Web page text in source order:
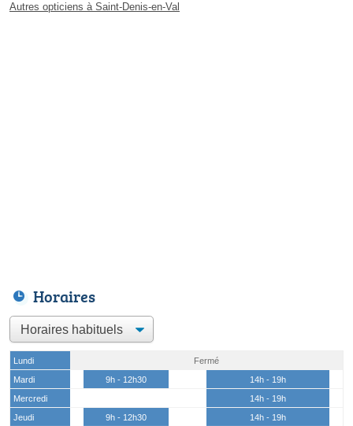
Autres opticiens à Saint-Denis-en-Val
Horaires
Lundi
Fermé
Mardi
9h - 12h30
14h - 19h
Mercredi
14h - 19h
Jeudi
9h - 12h30
14h - 19h